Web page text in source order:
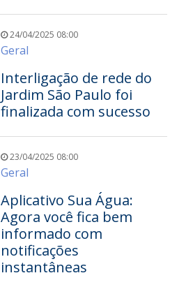
24/04/2025 08:00
Geral
Interligação de rede do
Jardim São Paulo foi
finalizada com sucesso
23/04/2025 08:00
Geral
Aplicativo Sua Água:
Agora você fica bem
informado com
notificações
instantâneas